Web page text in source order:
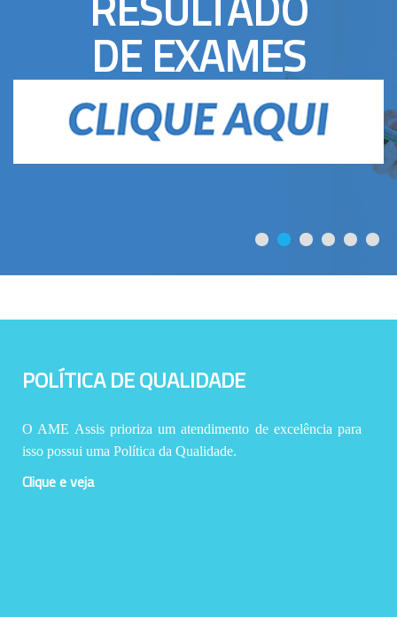
DE EXAMES
POLÍTICA DE QUALIDADE
O AME Assis prioriza um atendimento de excelência para
isso possui uma Política da Qualidade.
Clique e veja